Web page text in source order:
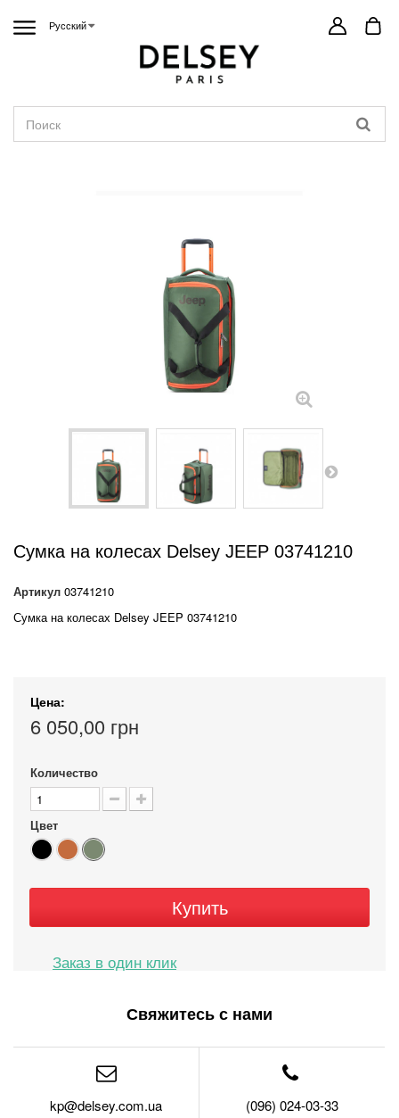
Русский
Сумка на колесах Delsey JEEP 03741210
Артикул 03741210
Сумка на колесах Delsey JEEP 03741210
Цена:
6 050,00 грн
Количество
Цвет
Купить
Свяжитесь с нами
kp@delsey.com.ua (096) 024-03-33